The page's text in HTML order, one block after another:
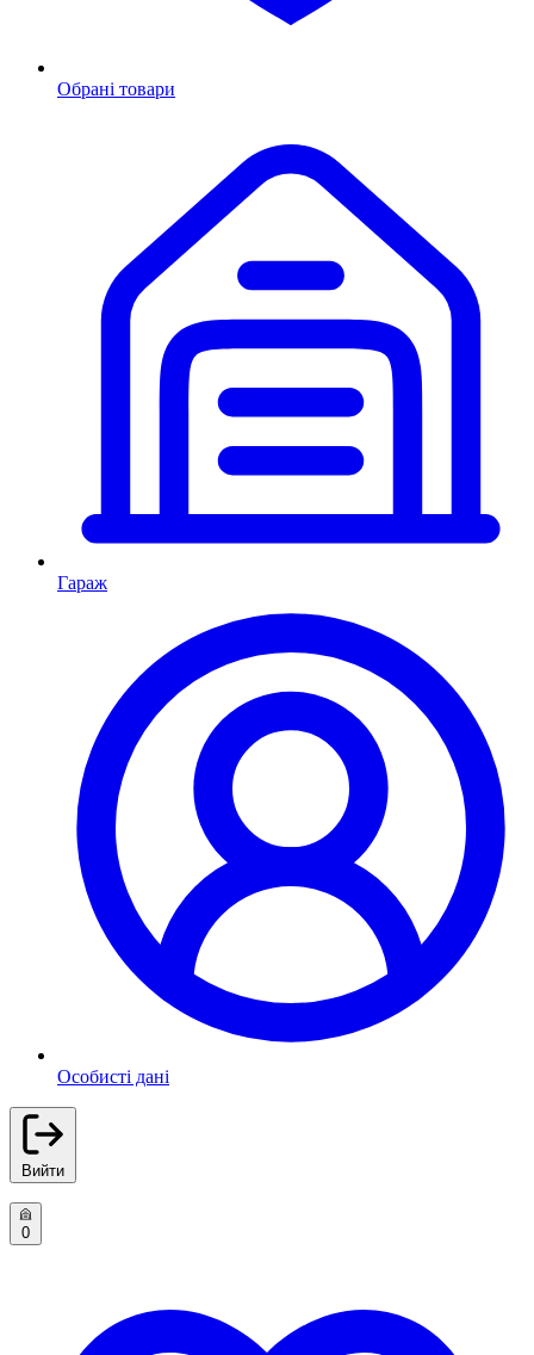
Обрані товари
Гараж
Особисті дані
Вийти
0